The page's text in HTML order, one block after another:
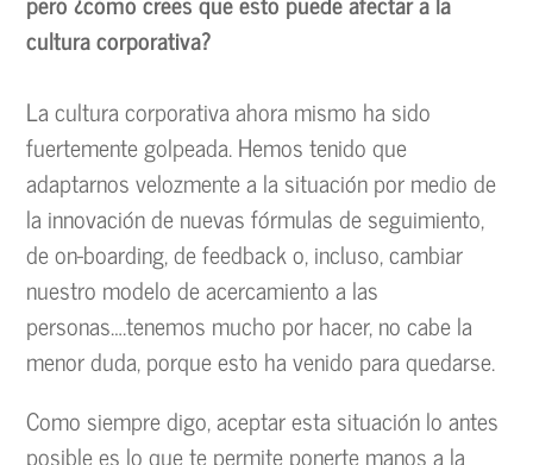
cultura corporativa?
La cultura corporativa ahora mismo ha sido
fuertemente golpeada. Hemos tenido que
adaptarnos velozmente a la situación por medio de
la innovación de nuevas fórmulas de seguimiento,
de on-boarding, de feedback o, incluso, cambiar
nuestro modelo de acercamiento a las
personas….tenemos mucho por hacer, no cabe la
menor duda, porque esto ha venido para quedarse.
Como siempre digo, aceptar esta situación lo antes
posible es lo que te permite ponerte manos a la